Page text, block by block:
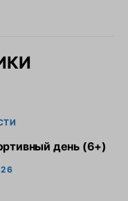
день (6+)